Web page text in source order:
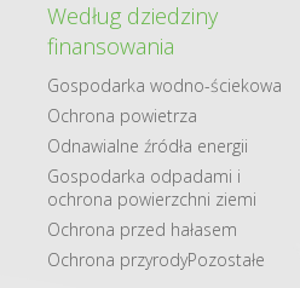
Według dziedziny
finansowania
Gospodarka​ wodno​-ściekowa
Ochrona powietrza
Odnawialne​ źródła​ energii
Gospodarka odpadami i
ochrona powierzchni ziemi
Ochrona przed hałasem
Ochrona przyrodyPozostałe